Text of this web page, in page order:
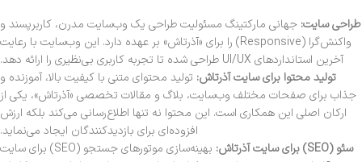
طراحی سایت: جهانی مارکتینگ مسئولیت طراحی یک وب‌سایت مدرن، کاربرپسند و
واکنش‌گرا (Responsive) را برای «آذرتاش» بر عهده دارد. این وب‌سایت با رعایت
آخرین استانداردهای UI/UX طراحی شده تا تجربه کاربری بی‌نظیری را ارائه دهد.
تولید محتوا برای سایت آذرتاش: تولید محتوای متنی با کیفیت بالا، آموزنده و
جذاب برای صفحات مختلف وب‌سایت، بلاگ و مقالات تخصصی «آذرتاش»، یکی از
ارکان اصلی این همکاری است. این محتوا نه تنها اطلاع‌رسانی می‌کند بلکه ارزش
افزوده‌ای برای بازدیدکنندگان ایجاد می‌نماید.
سئو (SEO) برای سایت آذرتاش:
بهینه‌سازی موتورهای جستجو (SEO) برای سایت